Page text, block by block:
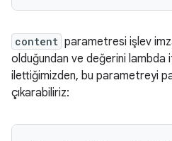
content parametresi işlev
olduğundan ve değerini lambda
ilettiğimizden, bu parametreyi
çıkarabiliriz: